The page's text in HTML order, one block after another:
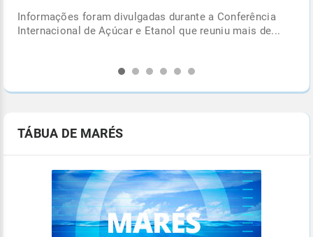
Confira alguns fatos que você precisa saber sobre
este o ciclone extratropical para não cair nas fakes...
TÁBUA DE MARÉS